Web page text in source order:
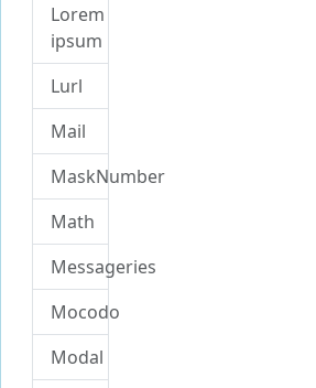
Lorem
ipsum
Lurl
Mail
MaskNumber
Math
Messageries
Mocodo
Modal